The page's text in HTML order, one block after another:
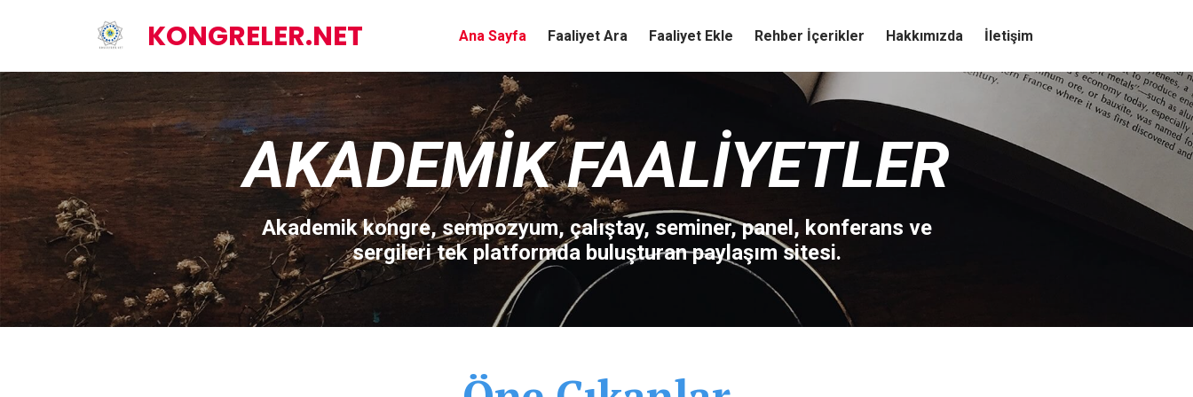
KONGRELER.NET Ana Sayfa Faaliyet Ara Faaliyet Ekle Rehber İçerikler Hakkımızda İletişim
AKADEMIK FAALIYETLER
Akademik kongre, sempozyum, çalıştay, seminer, panel, konferans ve
sergileri tek platformda buluşturan paylaşım sitesi.